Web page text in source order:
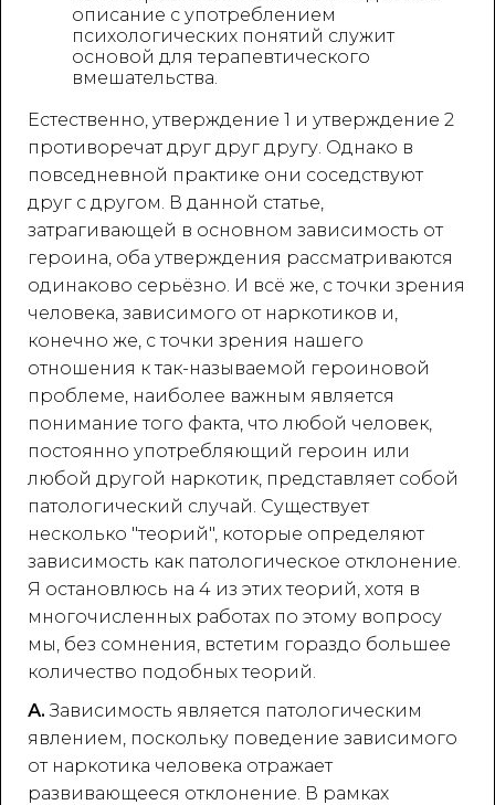
описание с употреблением
психологических понятий служит
основой для терапевтического
вмешательства.
Естественно, утверждение 1 и утверждение 2
противоречат друг друг другу. Однако в
повседневной практике они соседствуют
друг с другом. В данной статье,
затрагивающей в основном зависимость от
героина, оба утверждения рассматриваются
одинаково серьёзно. И всё же, с точки зрения
человека, зависимого от наркотиков и,
конечно же, с точки зрения нашего
отношения к так-называемой героиновой
проблеме, наиболее важным является
понимание того факта, что любой человек,
постоянно употребляющий героин или
любой другой наркотик, представляет собой
патологический случай. Существует
несколько "теорий", которые определяют
зависимость как патологическое отклонение.
Я остановлюсь на 4 из этих теорий, хотя в
многочисленных работах по этому вопросу
мы, без сомнения, встетим гораздо большее
количество подобных теорий.
А. Зависимость является патологическим
явлением, поскольку поведение зависимого
от наркотика человека отражает
развивающееся отклонение. В рамках